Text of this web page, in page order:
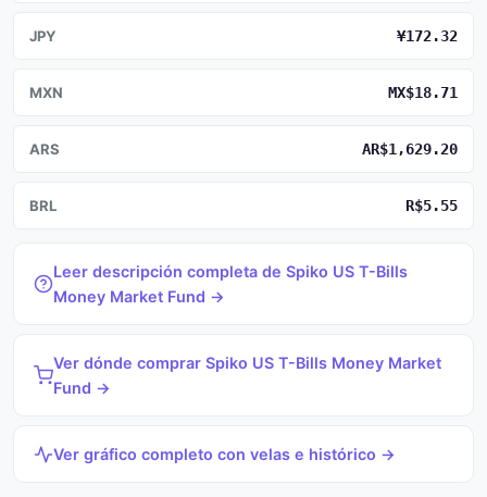
JPY ¥172.32
MXN MX$18.71
ARS AR$1,629.20
BRL R$5.55
Leer descripción completa de Spiko US T-Bills
Money Market Fund →
Ver dónde comprar Spiko US T-Bills Money Market
Fund →
Ver gráfico completo con velas e histórico →